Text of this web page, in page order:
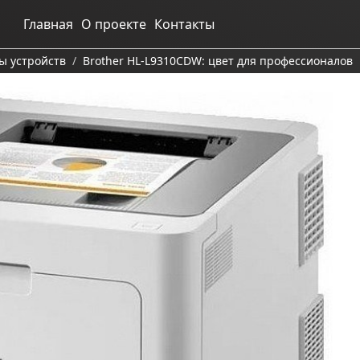
Главная О проекте Контакты
устройств Brother HL-L9310CDW: цвет для профессионалов